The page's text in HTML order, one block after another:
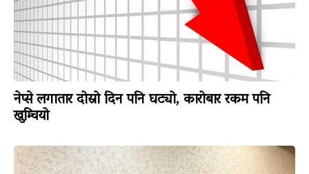
नेप्से लगातार दोस्रो दिन पनि घट्यो, कारोबार रकम पनि
खुम्चियो